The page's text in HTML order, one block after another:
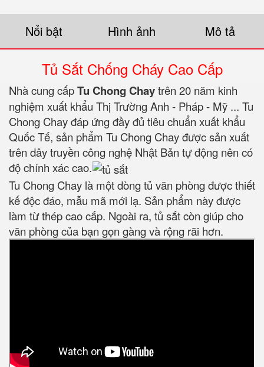
Nổi bật Hình ảnh Mô tả
Tủ Sắt Chống Cháy Cao Cấp
Nhà cung cấpTu Chong Chaytrên 20 năm kinh
nghiệm xuất khẩu Thị Trường Anh - Pháp - Mỹ ... Tu
Chong Chay đáp ứng đầy đủ tiêu chuẩn xuất khẩu
Quốc Tế, sản phẩm Tu Chong Chay được sản xuất
trên dây truyền công nghệ Nhật Bản tự động nên có
độ chính xác cao.
Tu Chong Chay là một dòng tủ văn phòng được thiết
kế độc đáo, mẫu mã mới lạ. Sản phẩm này được
làm từ thép cao cấp. Ngoài ra, tủ sắt còn giúp cho
văn phòng của bạn gọn gàng và rộng rãi hơn.